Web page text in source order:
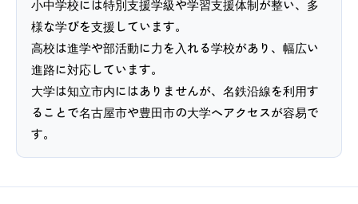
小中学校には特別支援学級や学習支援体制が整い、多
様な学びを支援しています。
高校は進学や部活動に力を入れる学校があり、幅広い
進路に対応しています。
大学は知立市内にはありませんが、名鉄沿線を利用す
ることで名古屋市や豊田市の大学へアクセスが容易で
す。